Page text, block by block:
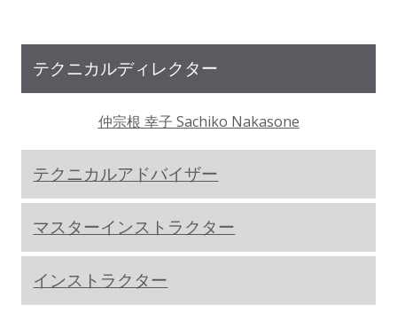
テクニカルディレクター
仲宗根 幸子 Sachiko Nakasone
テクニカルアドバイザー
マスターインストラクター
インストラクター